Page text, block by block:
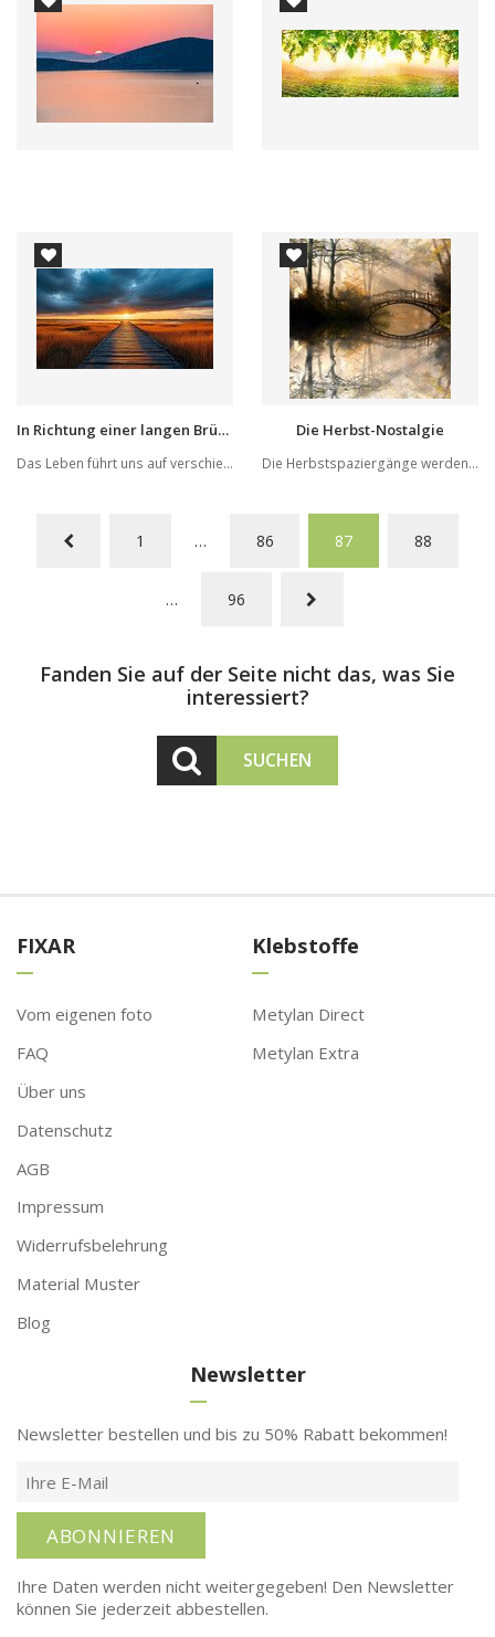
In Richtung einer langen Brücke
Das Leben führt uns auf verschiedenen Wegen zum...
Die Herbst-Nostalgie
Die Herbstspaziergänge werden immer ein Teil de...
1 … 86 87 88
… 96
Fanden Sie auf der Seite nicht das, was Sie
interessiert?
SUCHEN
FIXAR
Vom eigenen foto
FAQ
Über uns
Datenschutz
AGB
Impressum
Widerrufsbelehrung
Material Muster
Blog
Klebstoffe
Metylan Direct
Metylan Extra
Newsletter
Newsletter bestellen und bis zu 50% Rabatt bekommen!
ABONNIEREN
Ihre Daten werden nicht weitergegeben! Den Newsletter
können Sie jederzeit abbestellen.